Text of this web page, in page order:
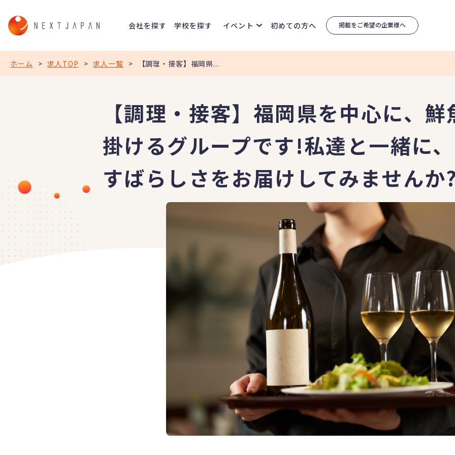
会社を探す 学校を探す イベント 初めての方へ 掲載をご希望の企業様へ
ホーム > 求人TOP > 求人一覧 > 【調理・接客】福岡県...
【調理・接客】福岡県を中心に、
掛けるグループです!私達と一緒に
すばらしさをお届けしてみませんか